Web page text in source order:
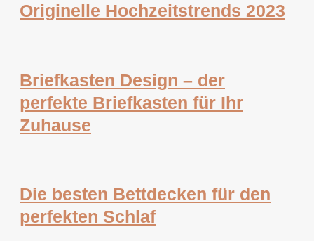
Originelle Hochzeitstrends 2023
Briefkasten Design – der
perfekte Briefkasten für Ihr
Zuhause
Die besten Bettdecken für den
perfekten Schlaf